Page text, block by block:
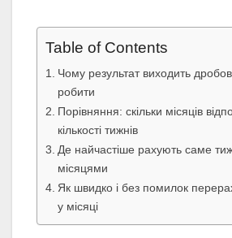
Table of Contents
Чому результат виходить
робити
Порівняння: скільки місяців
кількості тижнів
Де найчастіше рахують саме
місяцями
Як швидко і без помилок
у місяці